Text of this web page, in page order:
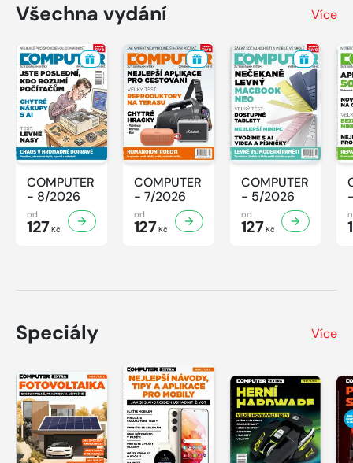
Všechna vydání Více
COMPUTER
- 8/2026
od
127Kč
COMPUTER
- 7/2026
od
127Kč
COMPUTER
- 5/2026
od
127 Kč
Speciály Více